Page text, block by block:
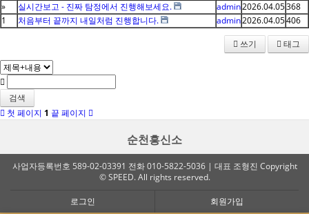
»
실시간보고 - 진짜 탐정에서 진행해보세요. admin2026.04.05368
1
처음부터 끝까지 내일처럼 진행합니다. admin2026.04.05406
쓰기
태그
검색
첫 페이지 1 끝 페이지
순천흥신소
사업자등록번호 589-02-03391 전화 010-5822-5036 | 대표 조형진 Copyright
© SPEED. All rights reserved.
로그인 회원가입